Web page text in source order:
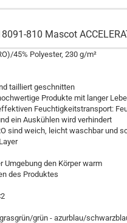
810 Mascot
45% Polyester, 230 g/m²
tailliert geschnitten
Produkte mit langer
Feuchtigkeitstransport:
ein Auskühlen wird verhindert
sind weich, leicht waschbar und
Umgebung den Körper warm
des Produktes
grün - azurblau/